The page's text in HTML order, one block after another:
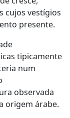
cujos vestígios
presente.
tipicamente
num
observada
origem árabe.